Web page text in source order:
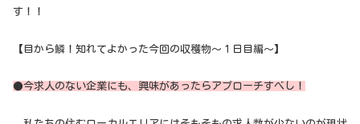
す！！
【目から鱗！知れてよかった今回の収穫物～１日目編～】
●今求人のない企業にも、興味があったらアプローチすべし！